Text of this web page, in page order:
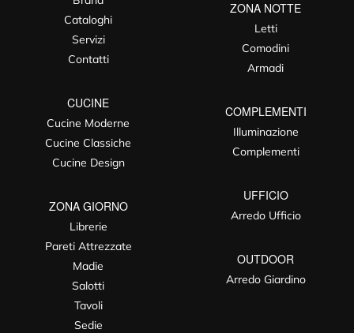
Cataloghi
Servizi
Contatti
CUCINE
Cucine Moderne
Cucine Classiche
Cucine Design
ZONA GIORNO
Librerie
Pareti Attrezzate
Madie
Salotti
Tavoli
Sedie
ZONA NOTTE
Letti
Comodini
Armadi
COMPLEMENTI
Illuminazione
Complementi
UFFICIO
Arredo Ufficio
OUTDOOR
Arredo Giardino